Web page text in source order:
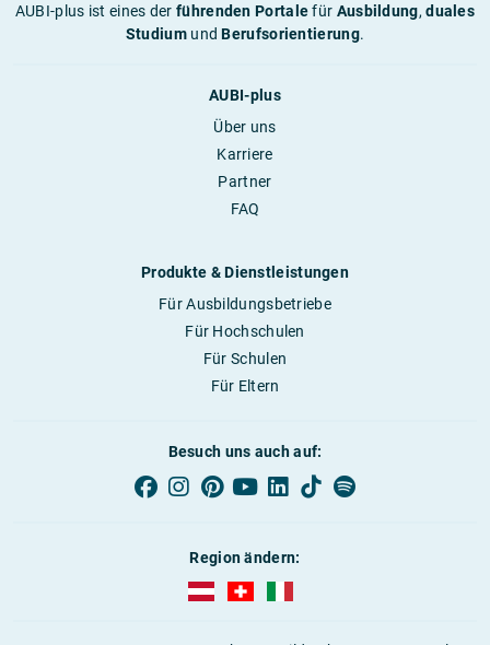
AUBI-plus ist eines derführenden Portalefür Ausbildung,duales
StudiumundBerufsorientierung.
AUBI-plus
Über uns
Karriere
Partner
FAQ
Produkte & Dienstleistungen
Für Ausbildungsbetriebe
Für Hochschulen
Für Schulen
Für Eltern
Besuch uns auch auf:
Region ändern:
AUBI-plus Österreich (deutsch)